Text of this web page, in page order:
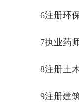
6注册环
7执
8注册土
9注册